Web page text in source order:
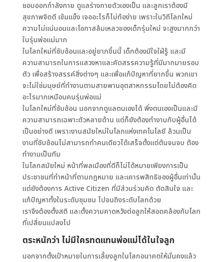
ชอบออกกำลังกาย ดูแลร่างกายตัวเองเป็น และลูกเราต้องมี
สุขภาพจิตดี เข้มแข็ง เจออะไรก็ไม่ท้อง่าย เพราะในวิถีโลกใหม่
ความไม่แน่นอนและโอกาสล้มเหลวของเด็กรุ่นใหม่ จะสูงมากกว่า
ในรุ่นพ่อแม่มาก
ในโลกใหม่ที่ซับซ้อนและอยู่ยากขึ้นนี้ เด็กต้องมีใจใฝ่รู้ และมี
ความสามารถในการแสวงหาและคัดสรรความรู้ที่มีมากมายรอบ
ตัว เพื่อสร้างสรรค์สิ่งต่างๆ และเพื่อแก้ปัญหาที่ยากขึ้น พวกเขา
จะไม่ใช่มนุษย์ที่ทำงานตามสายพานอุตสาหกรรมโดยไม่ต้องคิด
อะไรมากเหมือนคนรุ่นพ่อแม่
ในโลกใหม่ที่ซับซ้อน นอกจากดูแลตนเองได้ พึ่งตนเองเป็นและมี
ความสามารถเฉพาะตัวหลายด้าน แต่ก็ยังต้องทำงานกับผู้อื่นได้
เป็นอย่างดี เพราะงานสมัยใหม่ในโลกแห่งเทคโนโลยี ล้วนเป็น
งานที่ซับซ้อนไม่สามารถทำคนเดียวได้เสร็จตั้งแต่ต้นจนจบ ต้อง
ทำงานเป็นทีม
ในโลกสมัยใหม่ หน้าที่พลเมืองที่ดีก็ไม่ได้หมายเพียงการเป็น
ประชาชนที่ทำหน้าที่ตามกฎหมาย และเคารพสิทธิของผู้อื่นเท่านั้น
แต่ยังต้องการ Active Citizen ที่มีส่วนร่วมคิด ตัดสินใจ และ
แก้ปัญหาทั้งในระดับชุมชน ไปจนถึงระดับโลกด้วย
เราจึงต้องตั้งสติ และตั้งความคาดหวังต่อลูกให้สอดคล้องกับโลก
ที่เปลี่ยนแปลงไป
ตระหนักว่า ไม่มีใครทดแทนพ่อแม่ได้ในใจลูก
นอกจากตั้งเป้าหมายในการเลี้ยงลูกในโลกอนาคตให้มั่นคงแล้ว